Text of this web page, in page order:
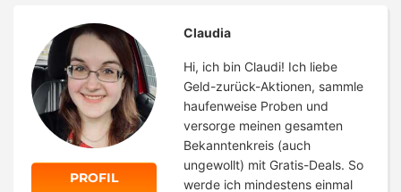
PROFIL
Claudia
Hi, ich bin Claudi! Ich liebe
Geld-zurück-Aktionen, sammle
haufenweise Proben und
versorge meinen gesamten
Bekanntenkreis (auch
ungewollt) mit Gratis-Deals. So
werde ich mindestens einmal